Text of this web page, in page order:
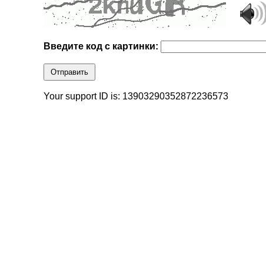
Введите код с картинки:
Отправить
Your support ID is: 13903290352872236573